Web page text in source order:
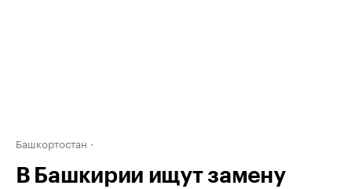
Башкортостан
В Башкирии ищут замену